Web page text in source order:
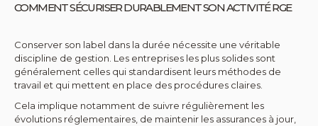
COMMENT SÉCURISER DURABLEMENT SON ACTIVITÉ RGE
Conserver son label dans la durée nécessite une véritable
discipline de gestion. Les entreprises les plus solides sont
généralement celles qui standardisent leurs méthodes de
travail et qui mettent en place des procédures claires.
Cela implique notamment de suivre régulièrement les
évolutions réglementaires, de maintenir les assurances à jour,